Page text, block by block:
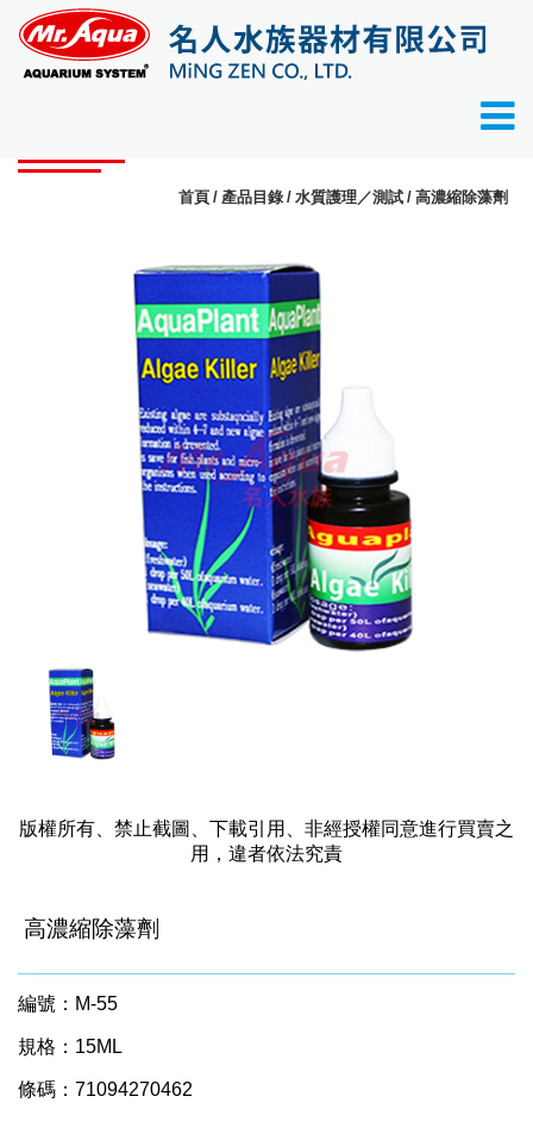
首頁 產品目錄 水質護理／測試 高濃縮除藻劑
版權所有、禁止截圖、下載引用、非經授權同意進行買賣之
用，違者依法究責
高濃縮除藻劑
編號：M-55
規格：15ML
條碼：71094270462